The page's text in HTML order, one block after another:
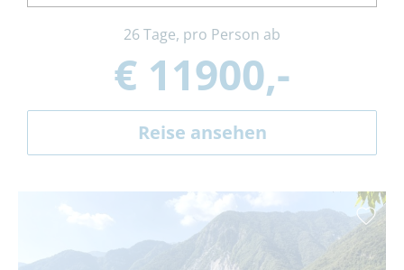
26 Tage, pro Person ab
€ 11900,-
Reise ansehen